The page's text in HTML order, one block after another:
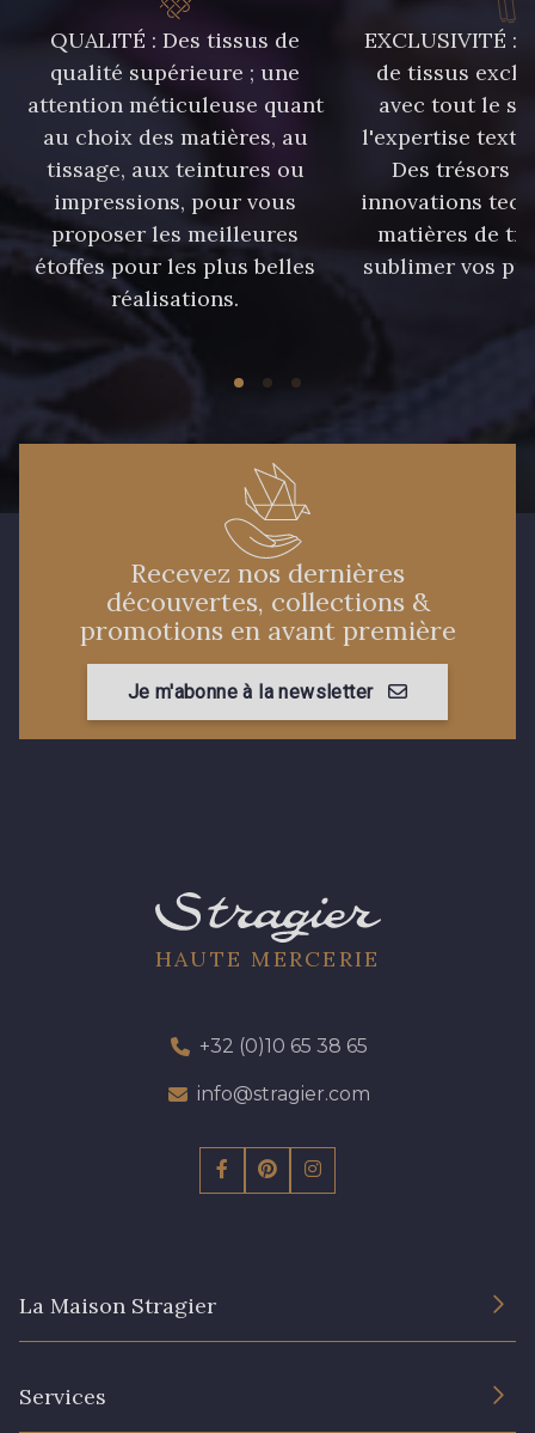
QUALITÉ : Des tissus de
qualité supérieure ; une
attention méticuleuse quant
au choix des matières, au
tissage, aux teintures ou
impressions, pour vous
proposer les meilleures
étoffes pour les plus belles
réalisations.
EXCLUSIVITÉ :
de tissus
avec tout le
l'expertise
Des trésors
innovations
matières de
sublimer vos
Recevez nos dernières
découvertes, collections &
promotions en avant première
Je m'abonne à la newsletter
HAUTE MERCERIE
+32 (0)10 65 38 65
info@stragier.com
La Maison Stragier
Services